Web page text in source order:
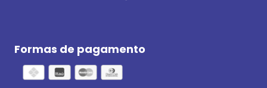
Formas de pagamento